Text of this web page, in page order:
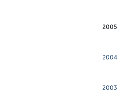
2005
2004
2003